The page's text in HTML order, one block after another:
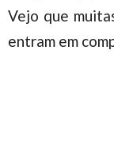
Vejo que
entram em